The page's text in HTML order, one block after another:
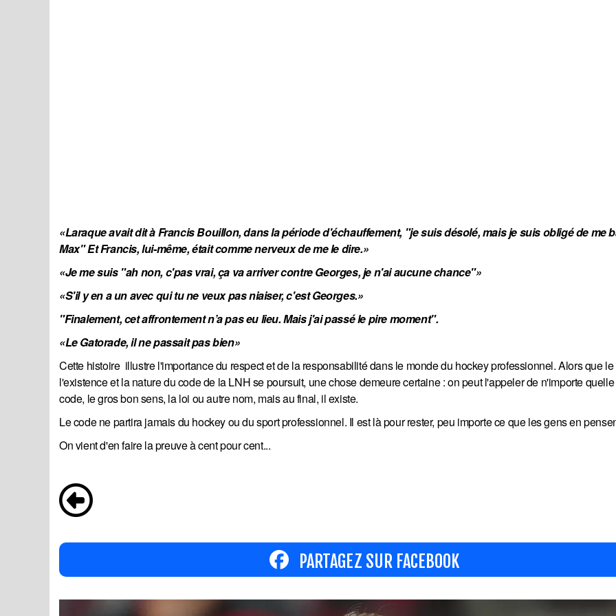
«Laraque avait dit à Francis Bouillon, dans la période d'échauffement, "je suis désolé, mais je suis obligé de me
Max" Et Francis, lui-même, était comme nerveux de me le dire.»
«Je me suis "ah non, c'pas vrai, ça va arriver contre Georges, je n'ai aucune chance"»
«S'il y en a un avec qui tu ne veux pas niaiser, c'est Georges.»
"Finalement, cet affrontement n’a pas eu lieu. Mais j'ai passé le pire moment".
«Le Gatorade, il ne passait pas bien»
Cette histoire illustre l'importance du respect et de la responsabilité dans le monde du hockey professionnel. Alors que
l'existence et la nature du code de la LNH se poursuit, une chose demeure certaine : on peut l'appeler de n'importe
code, le gros bon sens, la loi ou autre nom, mais au final, il existe.
Le code ne partira jamais du hockey ou du sport professionnel. Il est là pour rester, peu importe ce que les gens en
On vient d'en faire la preuve à cent pour cent...
PARTAGEZ SUR FACEBOOK